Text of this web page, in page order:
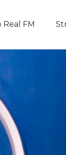
Real FM
APP